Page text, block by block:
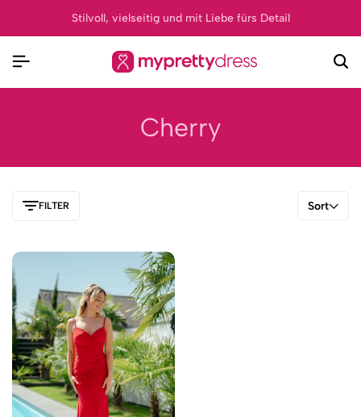
Stilvoll, vielseitig und mit Liebe fürs Detail
Cherry
FILTER Sort